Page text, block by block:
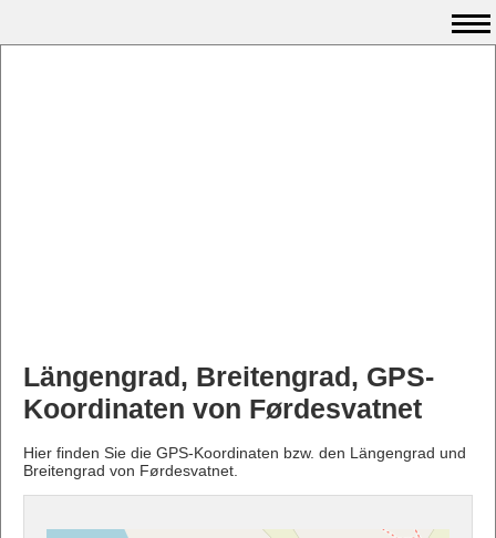
Längengrad, Breitengrad, GPS-
Koordinaten von Førdesvatnet
Hier finden Sie die GPS-Koordinaten bzw. den Längengrad und
Breitengrad von Førdesvatnet.